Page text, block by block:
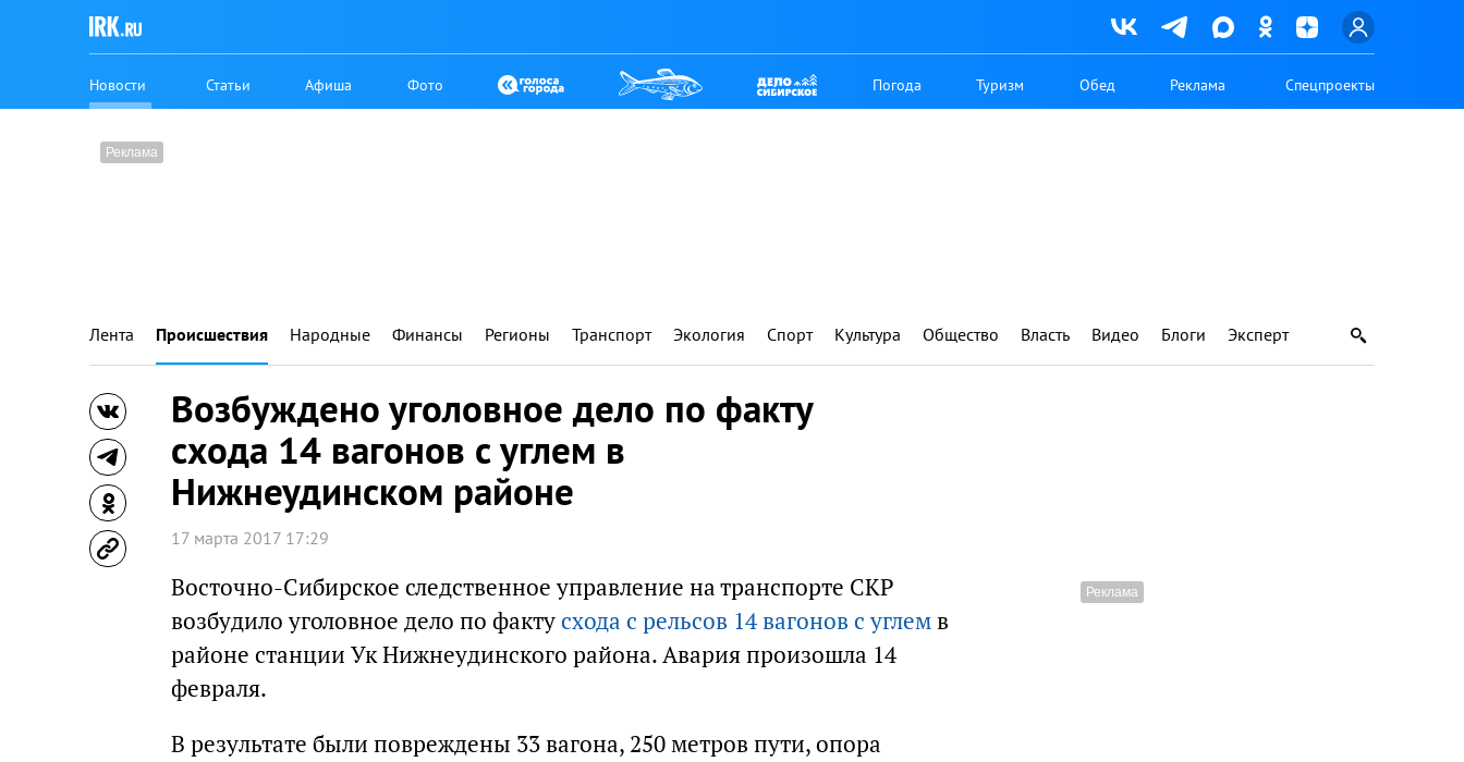
Новости Статьи Афиша Фото Погода Туризм Обед Реклама Спецпроекты
Лента Происшествия Народные Финансы Регионы Транспорт Экология Спорт Культура Общество Власть Видео Блоги Эксперт
Возбуждено уголовное дело по факту
схода 14 вагонов с углем в
Нижнеудинском районе
17 марта 2017 17:29
Восточно-Сибирское следственное управление на транспорте СКР
возбудило уголовное дело по фактусхода с рельсов 14 вагонов с углемв
районе станции Ук Нижнеудинского района. Авария произошла 14
февраля.
В результате были повреждены 33 вагона, 250 метров пути, опора